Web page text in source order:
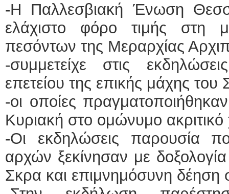
-Η Παλλεσβιακή Ένωση
ελάχιστο φόρο τιμής στη
πεσόντων της Μεραρχίας
-συμμετείχε στις
επετείου της επικής μάχης
-οι οποίες
Κυριακή στο ομώνυμο
-Οι εκδηλώσεις παρουσία
αρχών ξεκίνησαν με
Σκρα και επιμνημόσυνη